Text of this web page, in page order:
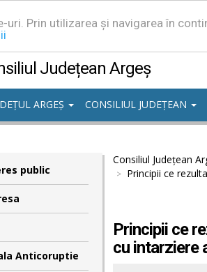
Prin utilizarea și navigarea în
Județean Argeș
ARGEȘ
CONSILIUL JUDEȚEAN
public
Anticoruptie
Consiliul Județean
Principii ce
Principii ce
cu intarziere